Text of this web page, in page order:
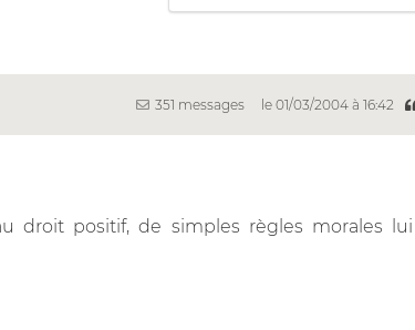
351 messages le 01/03/2004 à 16:42
droit positif, de simples règles morales lui